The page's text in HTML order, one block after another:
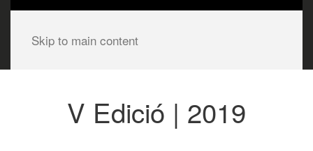
Skip to main content
V Edició | 2019